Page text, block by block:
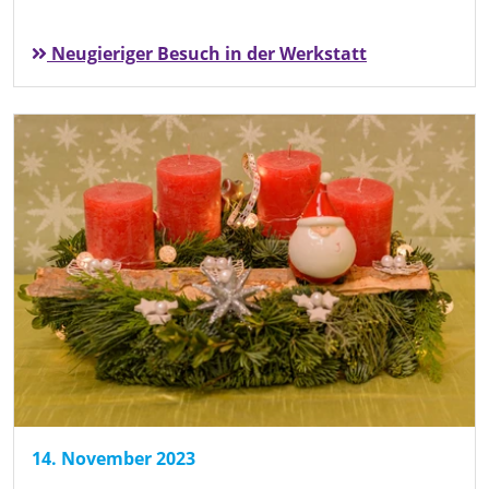
Neugieriger Besuch in der Werkstatt
14. November 2023